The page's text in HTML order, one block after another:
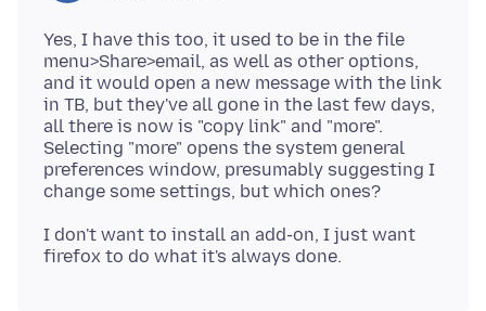
Yes, I have this too, it used to be in the file
menu>Share>email, as well as other options,
and it would open a new message with the link
in TB, but they've all gone in the last few days,
all there is now is "copy link" and "more".
Selecting "more" opens the system general
preferences window, presumably suggesting I
I don't want to install an add-on, I just want